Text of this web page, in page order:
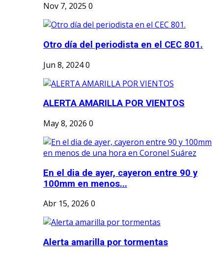
Nov 7, 2025 0
Otro día del periodista en el CEC 801.
Jun 8, 20240
ALERTA AMARILLA POR VIENTOS
May 8, 2026 0
En el dia de ayer, cayeron entre 90 y
100mm en menos...
Abr 15, 2026 0
Alerta amarilla por tormentas